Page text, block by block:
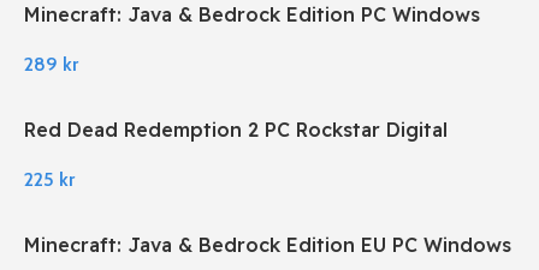
Minecraft: Java & Bedrock Edition PC Windows
289 kr
Red Dead Redemption 2 PC Rockstar Digital
225 kr
Minecraft: Java & Bedrock Edition EU PC Windows